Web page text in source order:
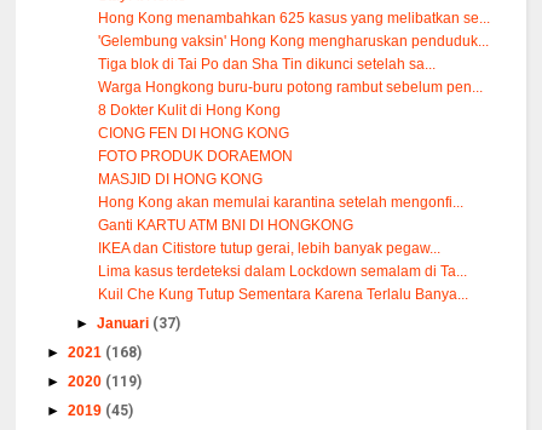
Hong Kong menambahkan 625 kasus yang melibatkan se...
'Gelembung vaksin' Hong Kong mengharuskan penduduk...
Tiga blok di Tai Po dan Sha Tin dikunci setelah sa...
Warga Hongkong buru-buru potong rambut sebelum pen...
8 Dokter Kulit di Hong Kong
CIONG FEN DI HONG KONG
FOTO PRODUK DORAEMON
MASJID DI HONG KONG
Hong Kong akan memulai karantina setelah mengonfi...
Ganti KARTU ATM BNI DI HONGKONG
IKEA dan Citistore tutup gerai, lebih banyak pegaw...
Lima kasus terdeteksi dalam Lockdown semalam di Ta...
Kuil Che Kung Tutup Sementara Karena Terlalu Banya...
►Januari (37)
►2021 (168)
►2020 (119)
►2019 (45)